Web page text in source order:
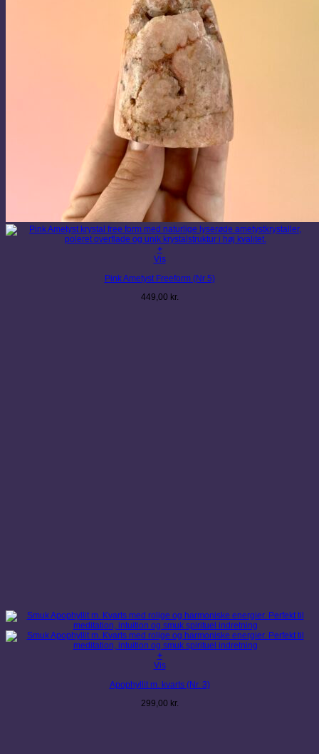
+
Vis
Pink Ametyst Freeform (Nr 5)
449,00 kr.
+
Vis
Apophyllit m. kvarts (Nr. 3)
299,00 kr.